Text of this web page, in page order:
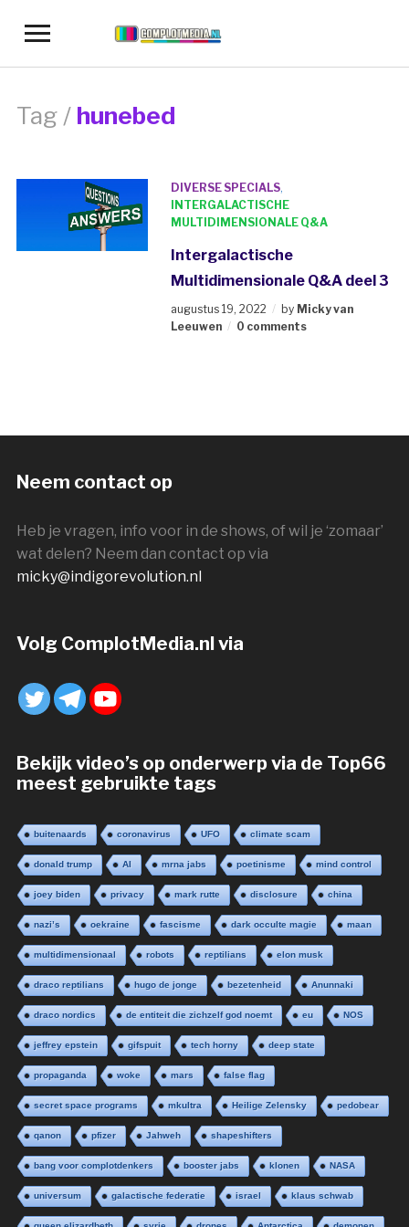
Toggle
navigation
Tag / hunebed
DIVERSE SPECIALS,
INTERGALACTISCHE
MULTIDIMENSIONALE Q&A
Intergalactische
Multidimensionale Q&A deel 3
augustus 19, 2022 by Micky van
Leeuwen
0 comments
Neem contact op
Heb je vragen, info voor in de shows, of wil je ‘zomaar’
wat delen? Neem dan contact op via
micky@indigorevolution.nl
Volg ComplotMedia.nl via
Bekijk video’s op onderwerp via de Top66
meest gebruikte tags
buitenaards coronavirus UFO climate scam
donald trump AI mrna jabs poetinisme mind control
joey biden privacy mark rutte disclosure china
nazi’s oekraine fascisme dark occulte magie maan
multidimensionaal robots reptilians elon musk
draco reptilians hugo de jonge bezetenheid Anunnaki
draco nordics de entiteit die zichzelf god noemt eu NOS
jeffrey epstein gifspuit tech horny deep state
propaganda woke mars false flag
secret space programs mkultra Heilige Zelensky pedobear
qanon pfizer Jahweh shapeshifters
bang voor complotdenkers booster jabs klonen NASA
universum galactische federatie israel klaus schwab